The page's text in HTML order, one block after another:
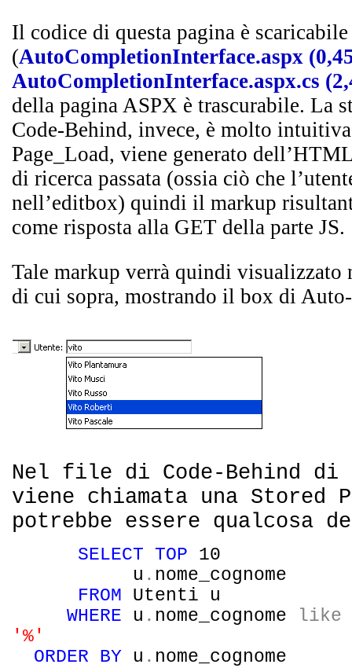
Il codice di questa pagina è
(AutoCompletionInterface.aspx
AutoCompletionInterface.aspx.cs
della pagina ASPX è trascurabile. La
Code-Behind, invece, è molto
Page_Load, viene generato
di ricerca passata (ossia ciò che
nell’editbox) quindi il markup
come risposta alla GET della parte JS.
Tale markup verrà quindi visualizzato
di cui sopra, mostrando il box di
Nel file di Code-Behind di
viene chiamata una Stored
potrebbe essere qualcosa
SELECT TOP 10
u . nome_cognome
FROM Utenti u
WHERE u . nome_cognome like
'%'
ORDER
BY u . nome_cognome